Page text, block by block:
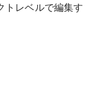
トレベルで編集す